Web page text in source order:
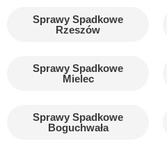
Sprawy Spadkowe
Rzeszów
Sprawy Spadkowe
Mielec
Sprawy Spadkowe
Boguchwała